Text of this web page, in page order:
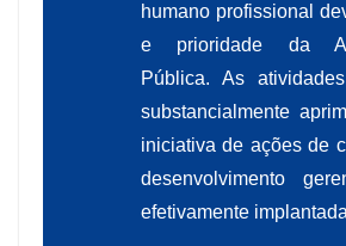
humano profissional
e prioridade da
Pública. As
substancialmente
iniciativa de ações de
desenvolvimento
efetivamente